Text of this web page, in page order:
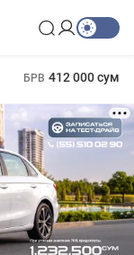
БРВ 412 000 сум